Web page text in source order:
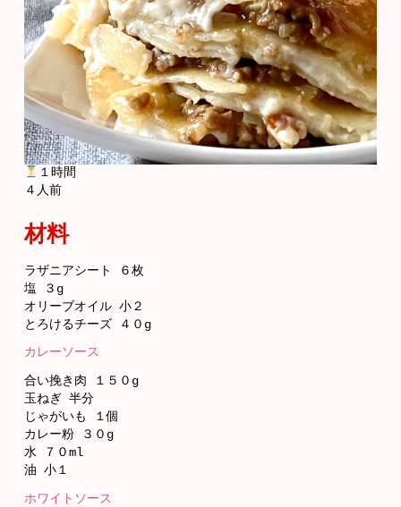
１時間
４人前
材料
ラザニアシート ６枚
塩 ３g
オリーブオイル 小２
とろけるチーズ ４０g
カレーソース
合い挽き肉 １５０g
玉ねぎ 半分
じゃがいも １個
カレー粉 ３０g
水 ７０ml
油 小１
ホワイトソース